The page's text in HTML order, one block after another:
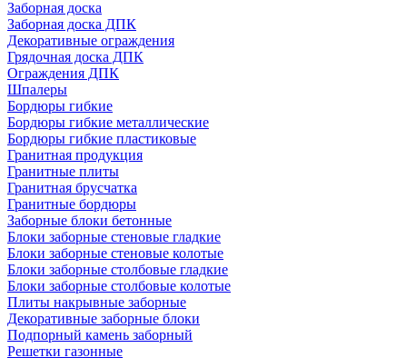
Заборная доска
Заборная доска ДПК
Декоративные ограждения
Грядочная доска ДПК
Ограждения ДПК
Шпалеры
Бордюры гибкие
Бордюры гибкие металлические
Бордюры гибкие пластиковые
Гранитная продукция
Гранитные плиты
Гранитная брусчатка
Гранитные бордюры
Заборные блоки бетонные
Блоки заборные стеновые гладкие
Блоки заборные стеновые колотые
Блоки заборные столбовые гладкие
Блоки заборные столбовые колотые
Плиты накрывные заборные
Декоративные заборные блоки
Подпорный камень заборный
Решетки газонные